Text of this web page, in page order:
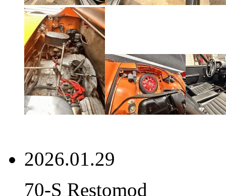
2026.01.29
70-S Restomod